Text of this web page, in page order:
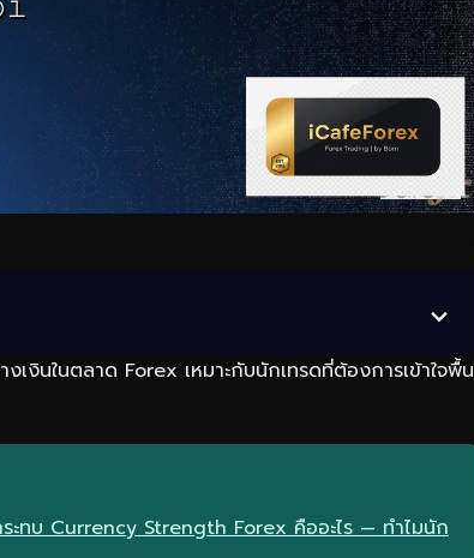
เงินในตลาด Forex เหมาะกับนักเทรดที่ต้องการเข้าใจพื้น
ทบ Currency Strength Forex คืออะไร — ทำไมนัก